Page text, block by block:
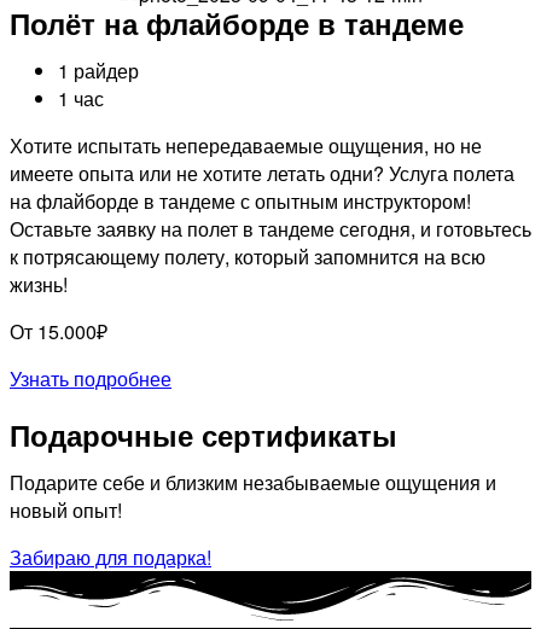
Полёт на флайборде в тандеме
1 райдер
1 час
Хотите испытать непередаваемые ощущения, но не
имеете опыта или не хотите летать одни? Услуга полета
на флайборде в тандеме с опытным инструктором!
Оставьте заявку на полет в тандеме сегодня, и готовьтесь
к потрясающему полету, который запомнится на всю
жизнь!
От 15.000₽
Узнать подробнее
Подарочные сертификаты
Подарите себе и близким незабываемые ощущения и
новый опыт!
Забираю для подарка!